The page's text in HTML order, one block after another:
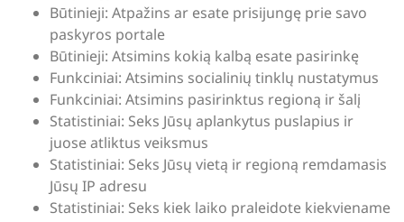
Būtinieji: Atpažins ar esate prisijungę prie savo
paskyros portale
Būtinieji: Atsimins kokią kalbą esate pasirinkę
Funkciniai: Atsimins socialinių tinklų nustatymus
Funkciniai: Atsimins pasirinktus regioną ir šalį
Statistiniai: Seks Jūsų aplankytus puslapius ir
juose atliktus veiksmus
Statistiniai: Seks Jūsų vietą ir regioną remdamasis
Jūsų IP adresu
Statistiniai: Seks kiek laiko praleidote kiekviename